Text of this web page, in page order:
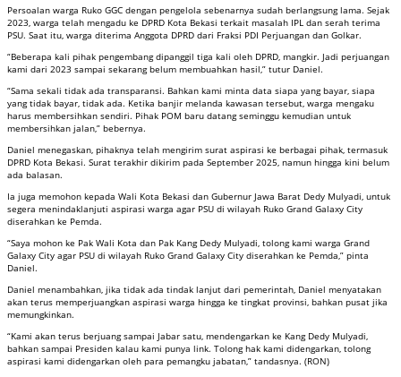
Persoalan warga Ruko GGC dengan pengelola sebenarnya sudah berlangsung lama. Sejak
2023, warga telah mengadu ke DPRD Kota Bekasi terkait masalah IPL dan serah terima
PSU. Saat itu, warga diterima Anggota DPRD dari Fraksi PDI Perjuangan dan Golkar.
“Beberapa kali pihak pengembang dipanggil tiga kali oleh DPRD, mangkir. Jadi perjuangan
kami dari 2023 sampai sekarang belum membuahkan hasil,” tutur Daniel.
“Sama sekali tidak ada transparansi. Bahkan kami minta data siapa yang bayar, siapa
yang tidak bayar, tidak ada. Ketika banjir melanda kawasan tersebut, warga mengaku
harus membersihkan sendiri. Pihak POM baru datang seminggu kemudian untuk
membersihkan jalan,” bebernya.
Daniel menegaskan, pihaknya telah mengirim surat aspirasi ke berbagai pihak, termasuk
DPRD Kota Bekasi. Surat terakhir dikirim pada September 2025, namun hingga kini belum
ada balasan.
Ia juga memohon kepada Wali Kota Bekasi dan Gubernur Jawa Barat Dedy Mulyadi, untuk
segera menindaklanjuti aspirasi warga agar PSU di wilayah Ruko Grand Galaxy City
diserahkan ke Pemda.
“Saya mohon ke Pak Wali Kota dan Pak Kang Dedy Mulyadi, tolong kami warga Grand
Galaxy City agar PSU di wilayah Ruko Grand Galaxy City diserahkan ke Pemda,” pinta
Daniel.
Daniel menambahkan, jika tidak ada tindak lanjut dari pemerintah, Daniel menyatakan
akan terus memperjuangkan aspirasi warga hingga ke tingkat provinsi, bahkan pusat jika
memungkinkan.
“Kami akan terus berjuang sampai Jabar satu, mendengarkan ke Kang Dedy Mulyadi,
bahkan sampai Presiden kalau kami punya link. Tolong hak kami didengarkan, tolong
aspirasi kami didengarkan oleh para pemangku jabatan,” tandasnya. (RON)